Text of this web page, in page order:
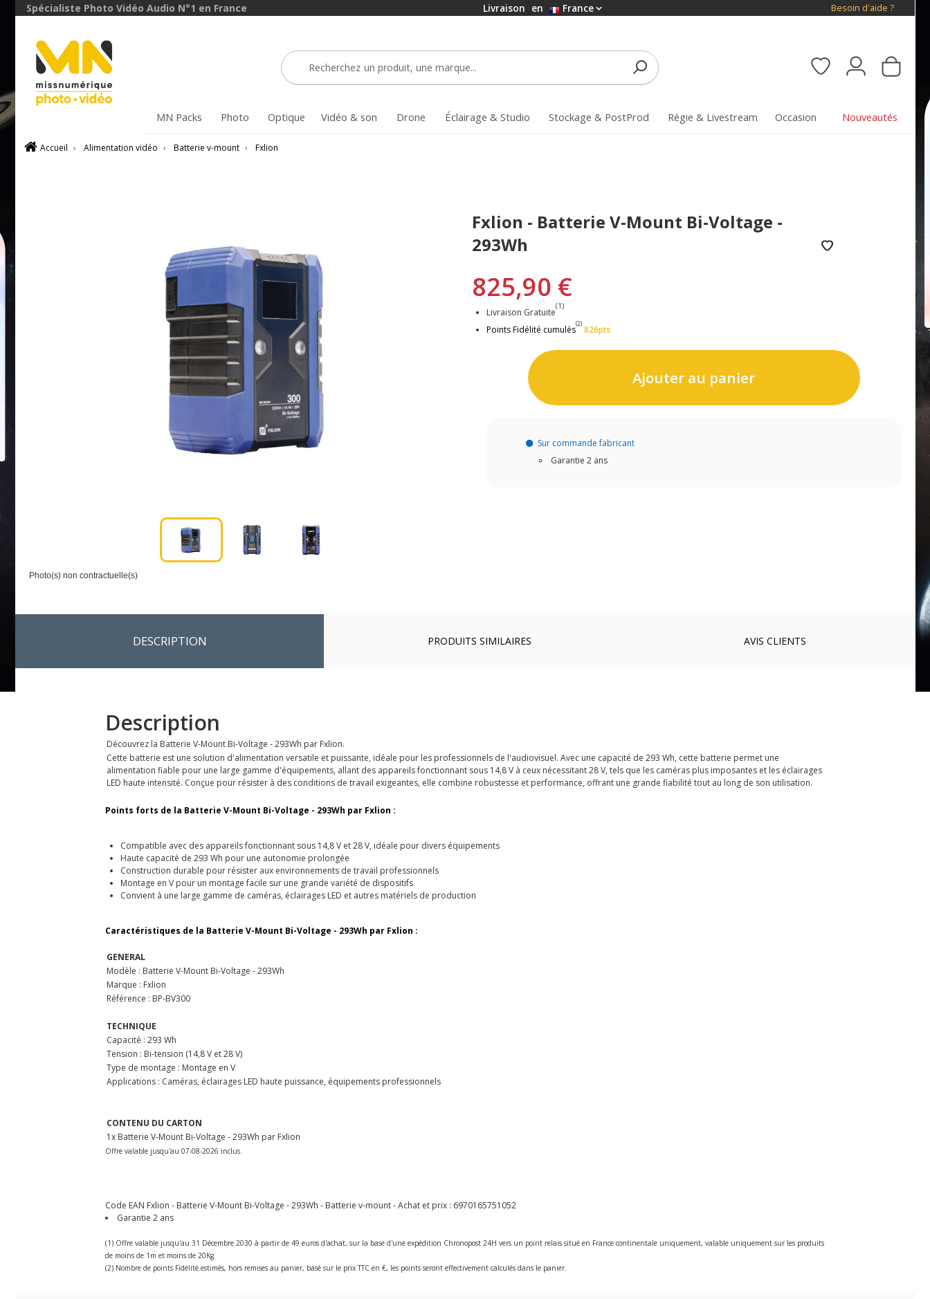
Spécialiste Photo Vidéo Audio N°1 en France Livraison en France Besoin d'aide ?
MN Packs Photo Optique Vidéo & son Drone Éclairage & Studio Stockage & PostProd Régie & Livestream Occasion Nouveautés
Accueil › Alimentation vidéo › Batterie v-mount › Fxlion
Photo(s) non contractuelle(s)
Fxlion - Batterie V-Mount Bi-Voltage -
293Wh
825,90 €
Livraison Gratuite
(1)
Points Fidélité cumulés
(2)
826pts
Ajouter au panier
Sur commande fabricant
Garantie 2 ans
DESCRIPTION PRODUITS SIMILAIRES AVIS CLIENTS
Description
Découvrez la Batterie V-Mount Bi-Voltage - 293Wh par Fxlion.
Cette batterie est une solution d'alimentation versatile et puissante, idéale pour les professionnels de l'audiovisuel. Avec une capacité de 293 Wh, cette batterie permet une
alimentation fiable pour une large gamme d'équipements, allant des appareils fonctionnant sous 14,8 V à ceux nécessitant 28 V, tels que les caméras plus imposantes et les éclairages
LED haute intensité. Conçue pour résister à des conditions de travail exigeantes, elle combine robustesse et performance, offrant une grande fiabilité tout au long de son utilisation.
Points forts de la Batterie V-Mount Bi-Voltage - 293Wh par Fxlion :
Compatible avec des appareils fonctionnant sous 14,8 V et 28 V, idéale pour divers équipements
Haute capacité de 293 Wh pour une autonomie prolongée
Construction durable pour résister aux environnements de travail professionnels
Montage en V pour un montage facile sur une grande variété de dispositifs
Convient à une large gamme de caméras, éclairages LED et autres matériels de production
Caractéristiques de la Batterie V-Mount Bi-Voltage - 293Wh par Fxlion :
GENERAL
Modèle : Batterie V-Mount Bi-Voltage - 293Wh
Marque : Fxlion
Référence : BP-BV300
TECHNIQUE
Capacité : 293 Wh
Tension : Bi-tension (14,8 V et 28 V)
Type de montage : Montage en V
Applications : Caméras, éclairages LED haute puissance, équipements professionnels
CONTENU DU CARTON
1x Batterie V-Mount Bi-Voltage - 293Wh par Fxlion
Offre valable jusqu'au 07-08-2026 inclus.
Code EAN Fxlion - Batterie V-Mount Bi-Voltage - 293Wh - Batterie v-mount - Achat et prix : 6970165751052
Garantie 2 ans
(1) Offre valable jusqu'au 31 Décembre 2030 à partir de 49 euros d'achat, sur la base d'une expédition Chronopost 24H vers un point relais situé en France continentale uniquement, valable uniquement sur les produits
de moins de 1m et moins de 20Kg.
(2) Nombre de points Fidélité estimés, hors remises au panier, basé sur le prix TTC en €, les points seront effectivement calculés dans le panier.